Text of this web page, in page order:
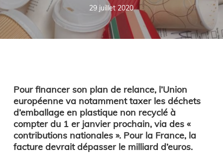
29 juillet 2020
Pour financer son plan de relance, l’Union
européenne va notamment taxer les déchets
d’emballage en plastique non recyclé à
compter du 1 er janvier prochain, via des «
contributions nationales ». Pour la France, la
facture devrait dépasser le milliard d’euros.